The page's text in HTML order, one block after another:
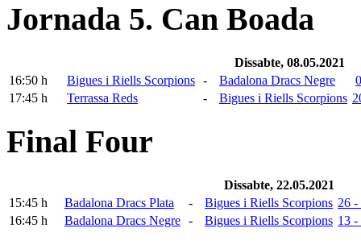
Jornada 5. Can Boada
Dissabte, 08.05.2021
16:50 h
Bigues i Riells Scorpions - Badalona Dracs Negre
17:45 h
Terrassa Reds - Bigues i Riells Scorpions
Final Four
Dissabte, 22.05.2021
15:45 h
Badalona Dracs Plata - Bigues i Riells Scorpions 26 -
16:45 h
Badalona Dracs Negre - Bigues i Riells Scorpions 13 -